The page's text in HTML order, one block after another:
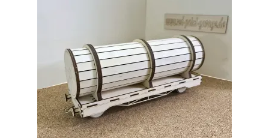
Optionen
können
auf
der
Produktseite
gewählt
werden